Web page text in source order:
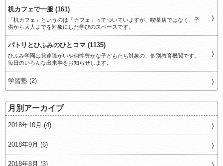
机カフェで一服 (161)
「机カフェ」というのは「カフェ」ってついていますが、喫茶店ではなく、子
供から大人までを対象にした学びのスペースです。
パトリとひふみのひとコマ (1135)
ひふみ学園は発達障がいや個性豊かな子どもたち対象の、個別教育機関です。
毎日のいろんな出来事をお知らせします。
学習塾 (2)
月別アーカイブ
2018年10月 (4)
2018年9月 (6)
2018年8月 (3)